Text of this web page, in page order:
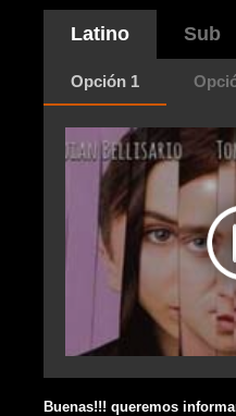
Latino Sub
Opción 1
Buenas!!! queremos